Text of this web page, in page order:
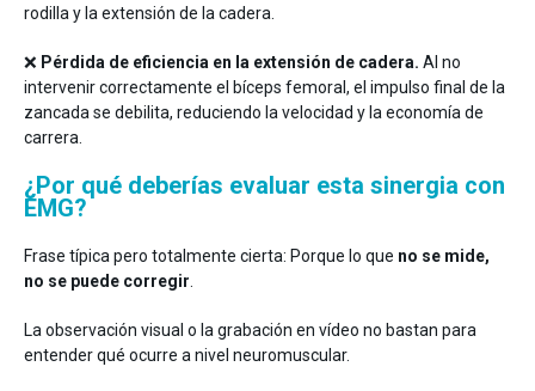
rodilla y la extensión de la cadera.
❌ Pérdida de eficiencia en la extensión de cadera. Al no
intervenir correctamente el bíceps femoral, el impulso final de la
zancada se debilita, reduciendo la velocidad y la economía de
carrera.
¿Por qué deberías evaluar esta sinergia con
EMG?
Frase típica pero totalmente cierta: Porque lo que no se mide,
no se puede corregir.
La observación visual o la grabación en vídeo no bastan para
entender qué ocurre a nivel neuromuscular.